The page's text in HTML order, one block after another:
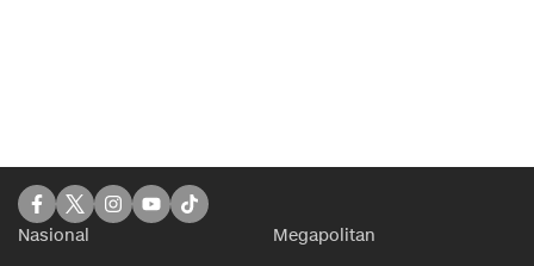
Nasional
Megapolitan